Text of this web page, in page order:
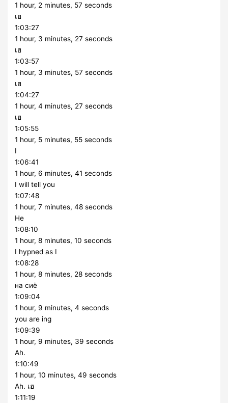
1 hour, 2 minutes, 57 seconds
เฮ
1:03:27
1 hour, 3 minutes, 27 seconds
เฮ
1:03:57
1 hour, 3 minutes, 57 seconds
เฮ
1:04:27
1 hour, 4 minutes, 27 seconds
เฮ
1:05:55
1 hour, 5 minutes, 55 seconds
I
1:06:41
1 hour, 6 minutes, 41 seconds
I will tell you
1:07:48
1 hour, 7 minutes, 48 seconds
He
1:08:10
1 hour, 8 minutes, 10 seconds
I hypned as I
1:08:28
1 hour, 8 minutes, 28 seconds
на сиё
1:09:04
1 hour, 9 minutes, 4 seconds
you are ing
1:09:39
1 hour, 9 minutes, 39 seconds
Ah.
1:10:49
1 hour, 10 minutes, 49 seconds
Ah. เฮ
1:11:19